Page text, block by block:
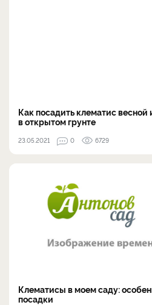
Как посадить клематис весной
в открытом грунте
23.05.2021 0 6729
Клематисы в моем саду:
посадки